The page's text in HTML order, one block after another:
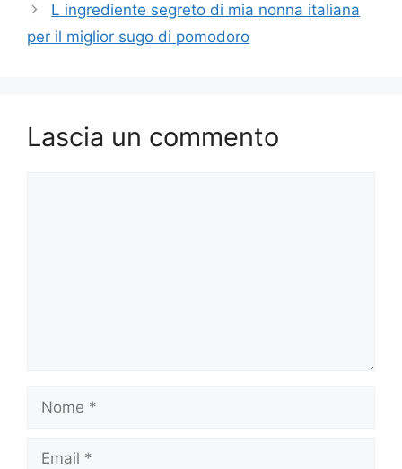
L ingrediente segreto di mia nonna italiana
per il miglior sugo di pomodoro
Lascia un commento
Nome
Email